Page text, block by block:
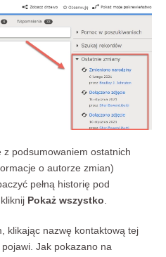
podsumowaniem ostatnich
o autorze zmian)
pełną historię pod
kliknij Pokaż wszystko.
klikając nazwę kontaktową tej
Jak pokazano na